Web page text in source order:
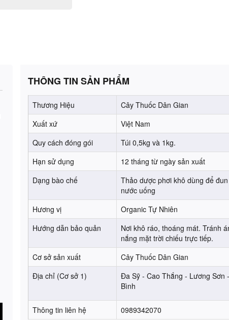
THÔNG TIN SẢN PHẨM
Thương Hiệu
Cây Thuốc Dân Gian
Xuất xứ
Việt Nam
Quy cách đóng gói
Túi 0,5kg và 1kg.
Hạn sử dụng
12 tháng từ ngày sản xuất
Dạng bào chế
Thảo dược phơi khô dùng để đun
nước uống
Hương vị
Organic Tự Nhiên
Hướng dẫn bảo quản
Nơi khô ráo, thoáng mát. Tránh
nắng mặt trời chiếu trực tiếp.
Cơ sở sản xuất
Cây Thuốc Dân Gian
Địa chỉ (Cơ sở 1)
Đa Sỹ - Cao Thắng - Lương Sơn
Bình
Thông tin liên hệ 0989342070